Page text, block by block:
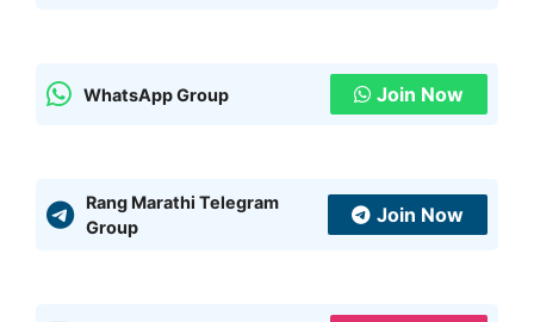
WhatsApp Group Join Now
Rang Marathi Telegram
Group
Join Now